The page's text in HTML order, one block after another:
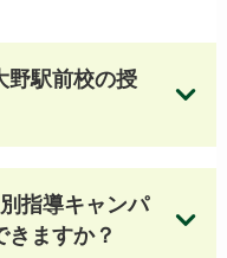
高等学校
豊島高等学校
深川高等学校
野駅前校の授
指導キャンパ
きますか？